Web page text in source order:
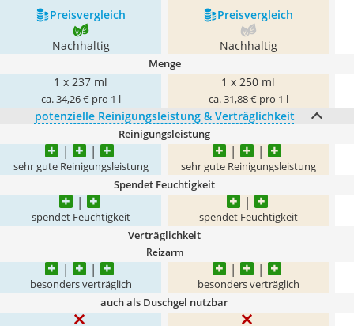
Preis­vergleich Preis­vergleich
Nachhaltig Nachhaltig
Menge
1 x 237 ml
ca. 34,26 € pro 1 l
1 x 250 ml
ca. 31,88 € pro 1 l
potenzielle Reinigungsleistung & Verträglichkeit
Reinigungsleistung
sehr gute Reinigungsleistung sehr gute Reinigungsleistung
Spendet Feuchtigkeit
spendet Feuchtigkeit spendet Feuchtigkeit
Verträglichkeit
Reizarm
besonders verträglich besonders verträglich
auch als Duschgel nutzbar